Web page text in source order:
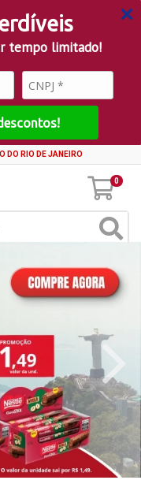
tempo limitado!
DO RIO DE JANEIRO
0